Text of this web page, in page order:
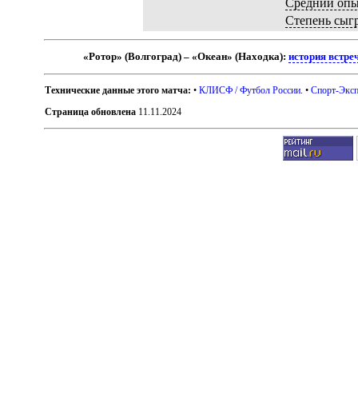
Средний
Степень
«Ротор» (Волгоград) – «Океан» (Находка):история
Технические данные этого матча: •КЛИСФ / Футбол России . •Спорт-
Страница обновлена 11.11.2024